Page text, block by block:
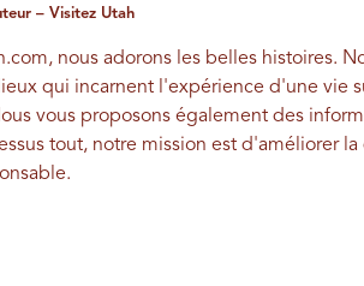
– Visitez Utah
nous adorons les belles histoires.
qui incarnent l'expérience d'une vie
vous proposons également des
tout, notre mission est d'améliorer